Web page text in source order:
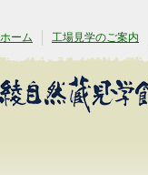
ホーム 工場見学のご案内